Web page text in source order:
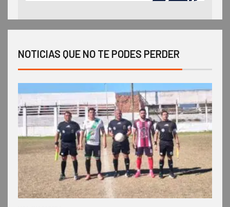
NOTICIAS QUE NO TE PODES PERDER